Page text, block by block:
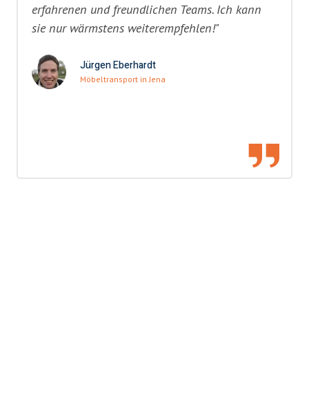
erfahrenen und freundlichen Teams. Ich kann
sie nur wärmstens weiterempfehlen!"
Jürgen Eberhardt
Möbeltransport in Jena